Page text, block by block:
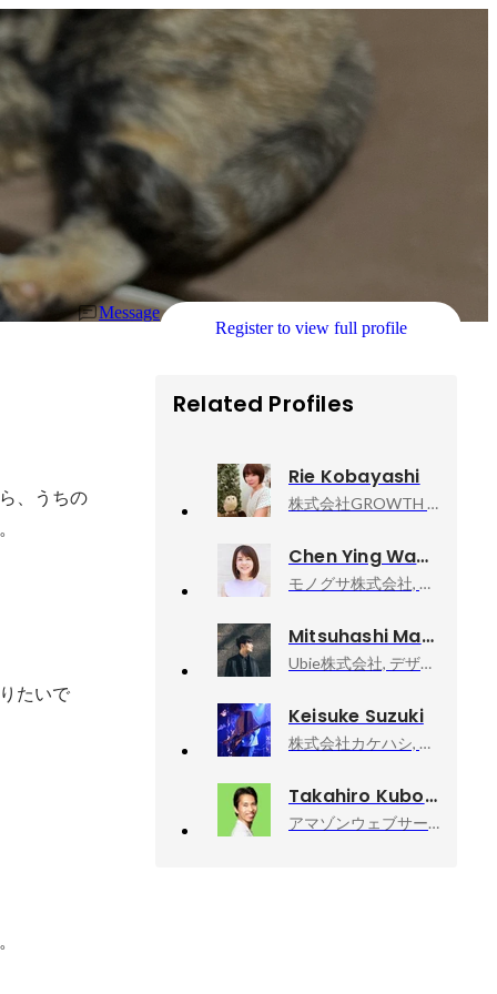
Message
Register to view full profile
、うちの
たいで
Related Profiles
Rie Kobayashi
株式会社GROWTH VERSE, Technology部／シニアデザイナー
Chen Ying Wang
モノグサ株式会社, Designer
Mitsuhashi Masanori
Ubie株式会社, デザイナー
Keisuke Suzuki
株式会社カケハシ, アートディレクター
Takahiro Kubo
アマゾンウェブサービスジャパン合同会社, Developer Relations Machine Learning